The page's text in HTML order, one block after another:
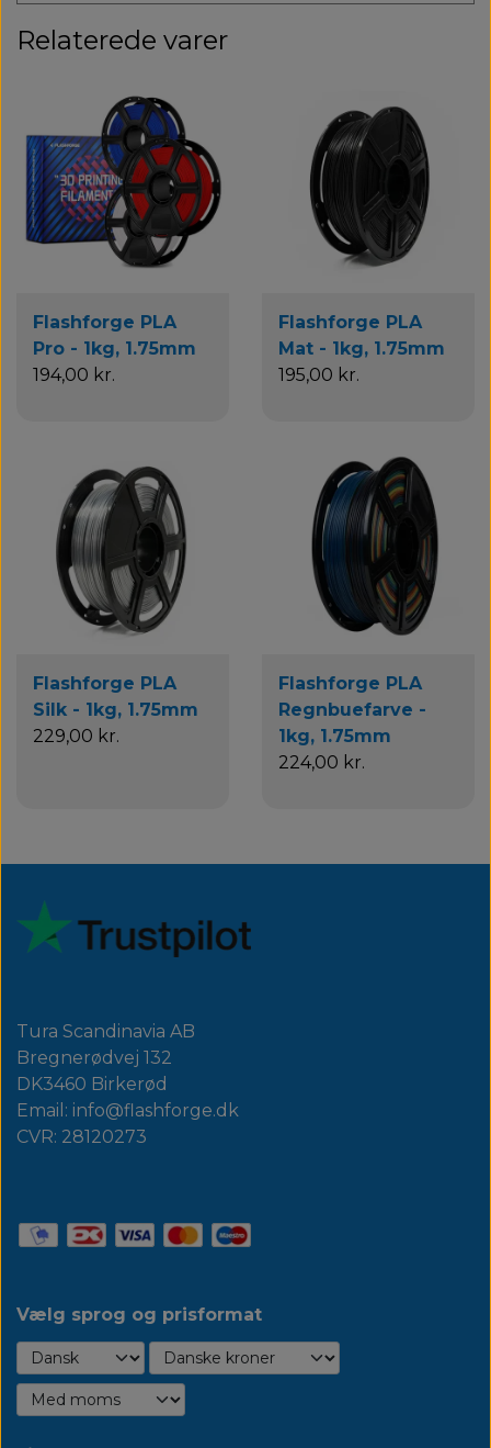
Relaterede varer
Flashforge PLA
Pro - 1kg, 1.75mm
194,00 kr.
Flashforge PLA
Mat - 1kg, 1.75mm
195,00 kr.
Flashforge PLA
Silk - 1kg, 1.75mm
229,00 kr.
Flashforge PLA
Regnbuefarve -
1kg, 1.75mm
224,00 kr.
Tura Scandinavia AB
Bregnerødvej 132
DK3460 Birkerød
Email: info@flashforge.dk
CVR: 28120273
Vælg sprog og prisformat